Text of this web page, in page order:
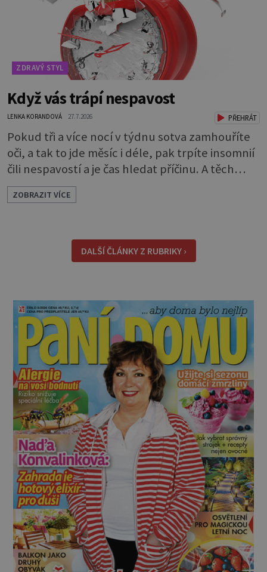
ZDRAVÝ STYL
Když vás trápí nespavost
LENKA KORANDOVÁ 27.7.2026 PŘEHRÁT
Pokud tři a více nocí v týdnu sotva zamhouříte
oči, a tak to jde měsíc i déle, pak trpíte insomnií
čili nespavostí a je čas hledat příčinu. A těch
může být celá řada. Vlastně váš spánek může
rušit skoro cokoli. Nicméně některé důvody
pracujete na směny. Noční práce či jakékoli
nepřirozené bdě
ZOBRAZIT VÍCE
DALŠÍ ČLÁNKY Z RUBRIKY ›